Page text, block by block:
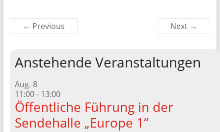
← Previous Next →
Anstehende Veranstaltungen
Aug. 8
11:00- 13:00
Öffentliche Führung in der
Sendehalle „Europe 1“